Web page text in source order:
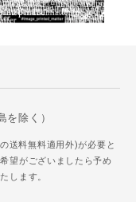
除く）
送料無料適用外)が必要と
望がございましたら予め
します。